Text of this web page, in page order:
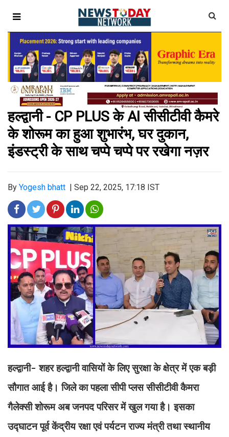
हल्द्वानी - CP PLUS के AI सीसीटीवी कैमरे
के शोरूम का हुआ शुभारंभ, घर दुकान,
इंडस्ट्री के साथ चप्पे चप्पे पर रखेगा नज़र
By Yogesh bhatt Sep 22, 2025, 17:18 IST
हल्द्वानी- शहर हल्द्वानी वासियों के लिए सुरक्षा के क्षेत्र में एक बड़ी
सौगात आई है। जिले का पहला सीपी प्लस सीसीटीवी कैमरा
गैलेक्सी शोरूम अब जनपद परिसर में खुल गया है। इसका
उद्घाटन पूर्व केंद्रीय रक्षा एवं पर्यटन राज्य मंत्री तथा स्थानीय